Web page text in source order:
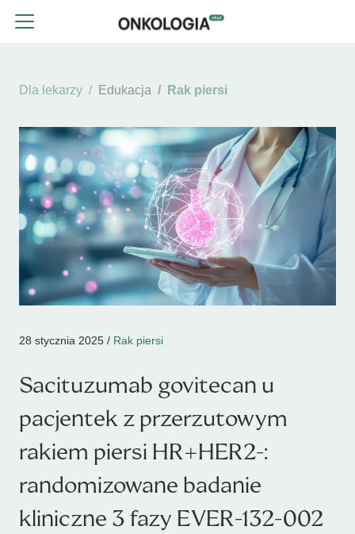
Dla lekarzy Edukacja Rak piersi
28 stycznia 2025 / Rak piersi
Sacituzumab govitecan u
pacjentek z przerzutowym
rakiem piersi HR+HER2-:
randomizowane badanie
kliniczne 3 fazy EVER-132-002